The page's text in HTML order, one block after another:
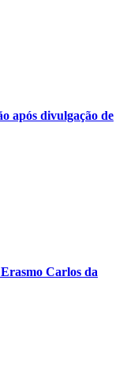
após divulgação de
Carlos da